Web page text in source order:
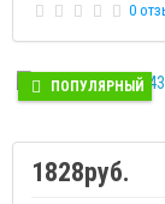
0
ПОПУЛЯРНЫЙ
1828руб.